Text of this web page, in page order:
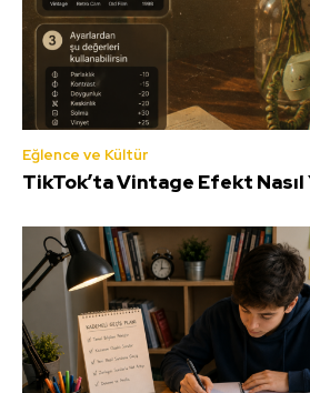
Eğlence ve Kültür
TikTok’ta Vintage Efekt Nasıl